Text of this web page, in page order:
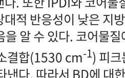
적 반응성이 낮은 지
을 알 수 있다. 코어물
결합(1530 cm-1) 피
낸다. 따라서 BD에 대